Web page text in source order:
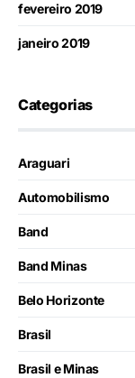
fevereiro 2019
janeiro 2019
Categorias
Araguari
Automobilismo
Band
Band Minas
Belo Horizonte
Brasil
Brasil e Minas